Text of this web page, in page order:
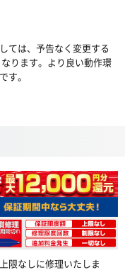
ては、予告なく変更する
ります。より良い動作環
す。
限なしに修理いたしま